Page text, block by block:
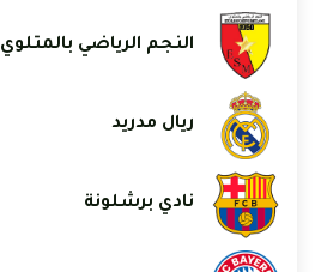
النجم الرياضي بالمتلوي
ريال مدريد
نادي برشلونة